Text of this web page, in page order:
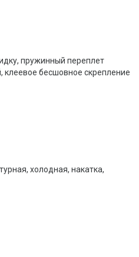
пружинный переплет
клеевое бесшовное скрепление
холодная, накатка,